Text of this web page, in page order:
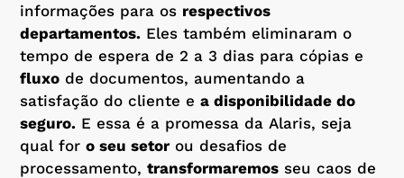
informações para os respectivos
departamentos. Eles também eliminaram o
fluxo de documentos, aumentando a
satisfação do cliente e a disponibilidade do
seguro. E essa é a promessa da Alaris, seja
qual for o seu setor ou desafios de
processamento, transformaremos seu caos de